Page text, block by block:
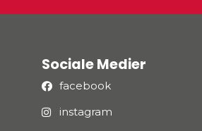
Sociale Medier
facebook
instagram